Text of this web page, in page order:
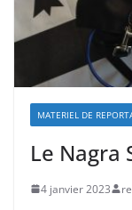
MATERIEL DE
Le Nagra
4 janvier 2023